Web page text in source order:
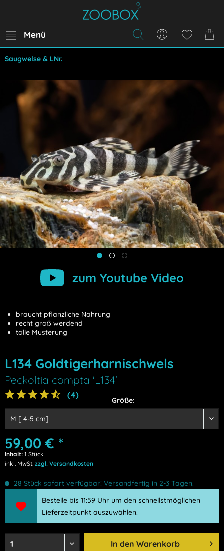
Menü
Saugwelse & LNr.
zum Youtube Video
braucht pflanzliche Nahrung
recht groß werdend
tolle Musterung
L134 Goldtigerharnischwels
Peckoltia compta 'L134'
(4)
Größe:
59,00 € *
Inhalt: 1 Stück
inkl. MwSt. zzgl. Versandkosten
28 Stück sofort verfügbar! Versandfertig in 2-3 Tagen.
Bestelle bis 11:59 Uhr um den schnellstmöglichen
Lieferzeitpunkt auszuwählen.
In den Warenkorb